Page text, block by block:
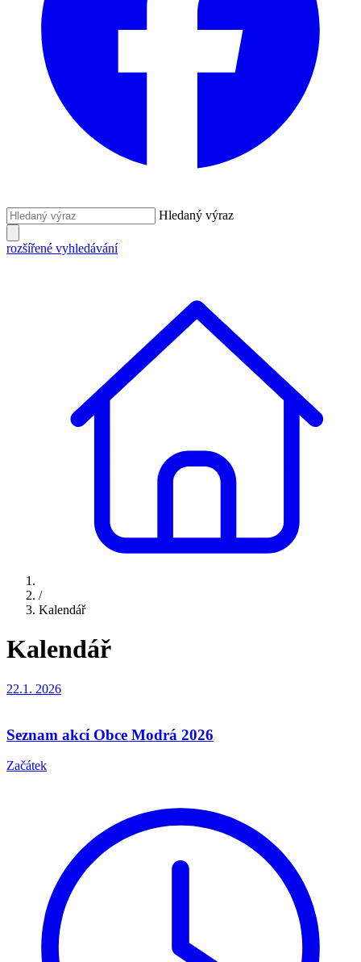
Hledaný výraz
rozšířené vyhledávání
/
Kalendář
Kalendář
22.1. 2026
Seznam akcí Obce Modrá 2026
Začátek